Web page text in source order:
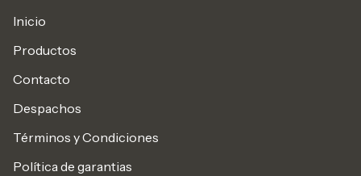
Inicio
Productos
Contacto
Despachos
Términos y Condiciones
Política de garantias